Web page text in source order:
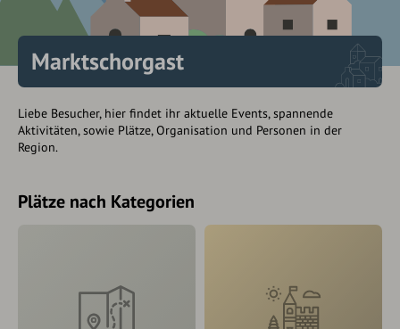
Marktschorgast
Liebe Besucher, hier findet ihr aktuelle Events, spannende
Aktivitäten, sowie Plätze, Organisation und Personen in der
Region.
Plätze nach Kategorien